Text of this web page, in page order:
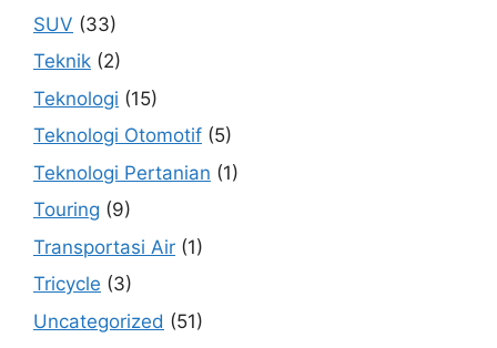
SUV (33)
Teknik (2)
Teknologi (15)
Teknologi Otomotif (5)
Teknologi Pertanian (1)
Touring (9)
Transportasi Air (1)
Tricycle (3)
Uncategorized (51)